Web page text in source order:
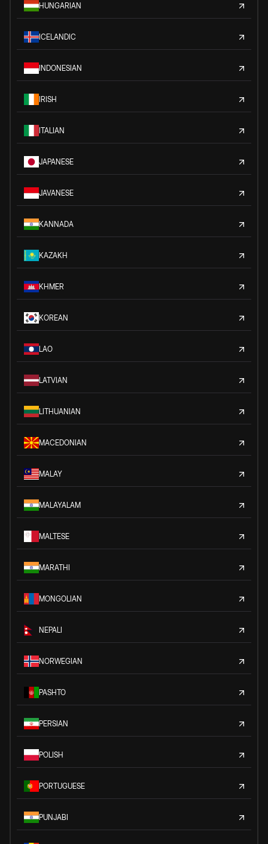
HUNGARIAN
ICELANDIC
INDONESIAN
IRISH
ITALIAN
JAPANESE
JAVANESE
KANNADA
KAZAKH
KHMER
KOREAN
LAO
LATVIAN
LITHUANIAN
MACEDONIAN
MALAY
MALAYALAM
MALTESE
MARATHI
MONGOLIAN
NEPALI
NORWEGIAN
PASHTO
PERSIAN
POLISH
PORTUGUESE
PUNJABI